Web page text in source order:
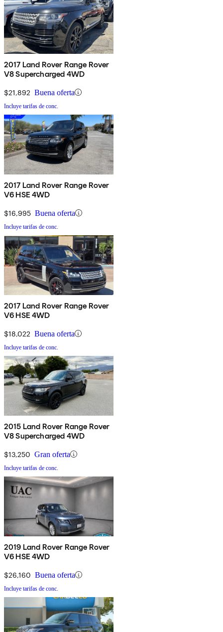
2017 Land Rover Range Rover
V8 Supercharged 4WD
$21,892 Buena oferta
Incluye tarifas de conc.
2017 Land Rover Range Rover
V6 HSE 4WD
$16,995 Buena oferta
Incluye tarifas de conc.
2017 Land Rover Range Rover
V6 HSE 4WD
$18,022 Buena oferta
Incluye tarifas de conc.
2015 Land Rover Range Rover
V8 Supercharged 4WD
$13,250 Gran oferta
Incluye tarifas de conc.
2019 Land Rover Range Rover
V6 HSE 4WD
$26,160 Buena oferta
Incluye tarifas de conc.